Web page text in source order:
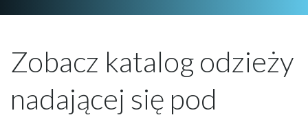
Zobacz katalog odzieży
nadającej się pod